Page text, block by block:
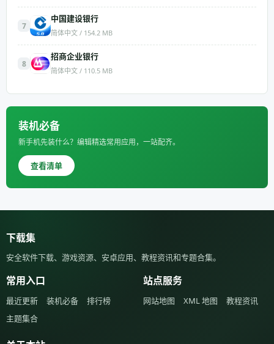
7
中国建设银行
简体中文 / 154.2 MB
8
招商企业银行
简体中文 / 110.5 MB
装机必备
新手机先装什么？编辑精选常用应用，一站配齐。
查看清单
下载集
安全软件下载、游戏资源、安卓应用、教程资讯和专题合集。
常用入口
最近更新 装机必备
排行榜
主题集合
站点服务
网站地图 XML 地图 教程资讯